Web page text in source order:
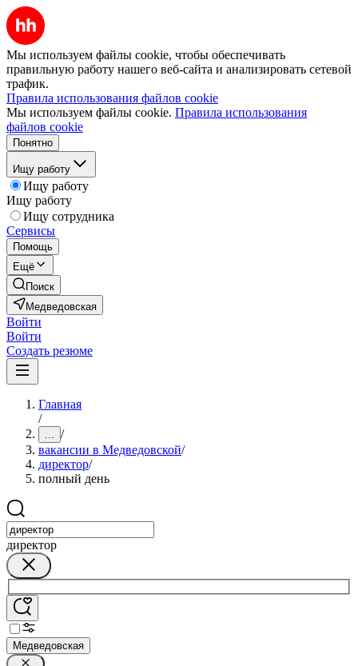
Мы используем файлы cookie, чтобы обеспечивать
правильную работу нашего веб-сайта и анализировать сетевой
трафик.
Правила использования файлов cookie
Мы используем файлы cookie. Правила использования
файлов cookie
Понятно
Ищу работу
Ищу работу
Ищу работу
Ищу сотрудника
Сервисы
Помощь
Ещё
Поиск
Медведовская
Войти
Войти
Создать резюме
Главная
/
... /
вакансии в Медведовской/
директор/
полный день
директор
Медведовская